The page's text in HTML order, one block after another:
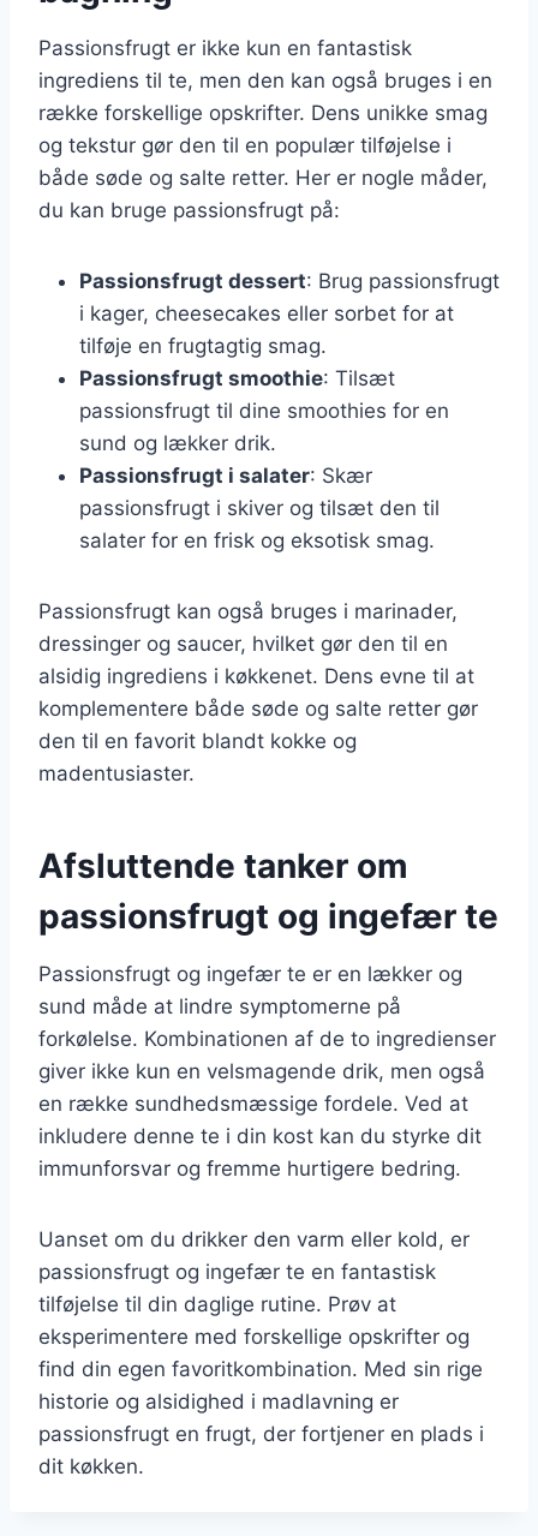
Passionsfrugt er ikke kun en fantastisk
ingrediens til te, men den kan også bruges i en
række forskellige opskrifter. Dens unikke smag
og tekstur gør den til en populær tilføjelse i
både søde og salte retter. Her er nogle måder,
du kan bruge passionsfrugt på:
Passionsfrugt dessert: Brug passionsfrugt
i kager, cheesecakes eller sorbet for at
tilføje en frugtagtig smag.
Passionsfrugt smoothie: Tilsæt
passionsfrugt til dine smoothies for en
sund og lækker drik.
Passionsfrugt i salater: Skær
passionsfrugt i skiver og tilsæt den til
salater for en frisk og eksotisk smag.
Passionsfrugt kan også bruges i marinader,
dressinger og saucer, hvilket gør den til en
alsidig ingrediens i køkkenet. Dens evne til at
komplementere både søde og salte retter gør
den til en favorit blandt kokke og
madentusiaster.
Afsluttende tanker om
passionsfrugt og ingefær te
Passionsfrugt og ingefær te er en lækker og
sund måde at lindre symptomerne på
forkølelse. Kombinationen af de to ingredienser
giver ikke kun en velsmagende drik, men også
en række sundhedsmæssige fordele. Ved at
inkludere denne te i din kost kan du styrke dit
immunforsvar og fremme hurtigere bedring.
Uanset om du drikker den varm eller kold, er
passionsfrugt og ingefær te en fantastisk
tilføjelse til din daglige rutine. Prøv at
eksperimentere med forskellige opskrifter og
find din egen favoritkombination. Med sin rige
historie og alsidighed i madlavning er
passionsfrugt en frugt, der fortjener en plads i
dit køkken.